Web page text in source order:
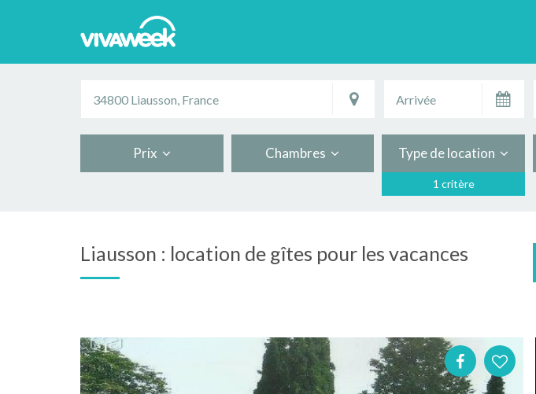
Prix Chambres Type de location
1 critère
Liausson : location de gîtes pour les vacances